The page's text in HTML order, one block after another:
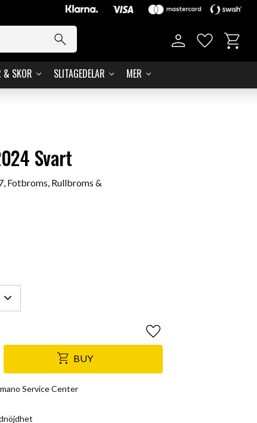
& SKOR SLITAGEDELAR MER
Favorites
Svart
Fotbroms, Rullbroms &
BUY
Add to favorites
Service Center